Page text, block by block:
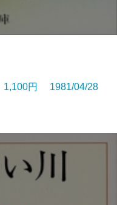
円 1981/04/28